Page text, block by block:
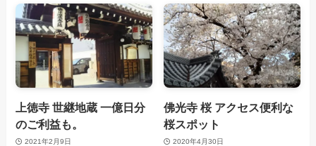
上徳寺 世継地蔵 一億日分
のご利益も。
2021年2月9日
佛光寺 桜 アクセス便利な
桜スポット
2020年4月30日